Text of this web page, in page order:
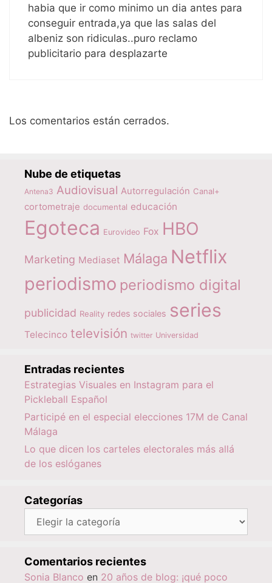
habia que ir como minimo un dia antes para
conseguir entrada,ya que las salas del
albeniz son ridiculas..puro reclamo
publicitario para desplazarte
Los comentarios están cerrados.
Nube de etiquetas
Antena3 Audiovisual Autorregulación Canal+
cortometraje documental educación
Egoteca Eurovideo Fox HBO
Marketing Mediaset Málaga Netflix
periodismo periodismo digital
publicidad Reality redes sociales series
Telecinco televisión twitter Universidad
Entradas recientes
Estrategias Visuales en Instagram para el
Pickleball Español
Participé en el especial elecciones 17M de Canal
Málaga
Lo que dicen los carteles electorales más allá
de los eslóganes
Categorías
Comentarios recientes
Sonia Blanco en 20 años de blog: ¡qué poco